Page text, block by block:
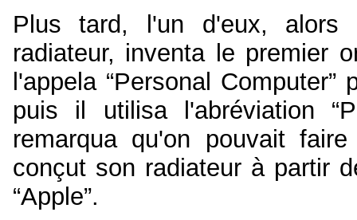
Plus tard, l'un d'eux, alors
radiateur, inventa le premier
l'appela “Personal
puis il utilisa l'abréviation
remarqua qu'on pouvait
conçut son radiateur à partir
“Apple”.